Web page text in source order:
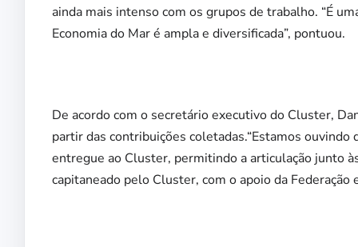
ainda mais intenso com os grupos de trabalho. “É
Economia do Mar é ampla e diversificada”, pontuou.
De acordo com o secretário executivo do Cluster,
partir das contribuições coletadas.“Estamos
entregue ao Cluster, permitindo a articulação junto
capitaneado pelo Cluster, com o apoio da Federação